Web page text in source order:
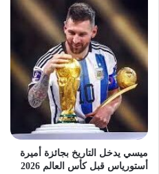
ميسي يدخل التاريخ بجائزة أميرة
أستورياس قبل كأس العالم 2026